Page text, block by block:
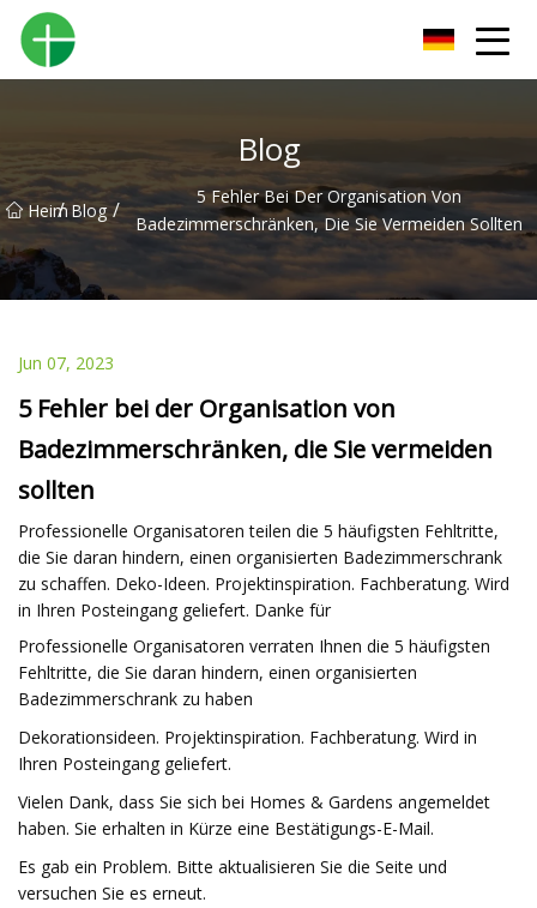
Blog
Heim
/ Blog /
5 Fehler Bei Der Organisation Von
Badezimmerschränken, Die Sie Vermeiden Sollten
Jun 07, 2023
5 Fehler bei der Organisation von
Badezimmerschränken, die Sie vermeiden
sollten
Professionelle Organisatoren teilen die 5 häufigsten Fehltritte,
die Sie daran hindern, einen organisierten Badezimmerschrank
zu schaffen. Deko-Ideen. Projektinspiration. Fachberatung. Wird
in Ihren Posteingang geliefert. Danke für
Professionelle Organisatoren verraten Ihnen die 5 häufigsten
Fehltritte, die Sie daran hindern, einen organisierten
Badezimmerschrank zu haben
Dekorationsideen. Projektinspiration. Fachberatung. Wird in
Ihren Posteingang geliefert.
Vielen Dank, dass Sie sich bei Homes & Gardens angemeldet
haben. Sie erhalten in Kürze eine Bestätigungs-E-Mail.
Es gab ein Problem. Bitte aktualisieren Sie die Seite und
versuchen Sie es erneut.